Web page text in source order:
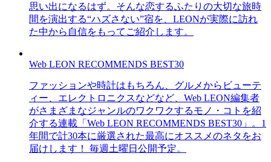
思い出になるはず。そんな恋するふたりの大切な旅時
間を演出する“ハズさない”宿を、LEONが実際に訪れ
た中から自信をもってご紹介します。
Web LEON RECOMMENDS BEST30
ファッションや時計はもちろん、グルメからビューテ
ィー、エレクトロニクスなどなど、Web LEON編集者
がさまざまなジャンルのワクワクするモノ・コトを紹
介する連載「Web LEON RECOMMENDS BEST30」。1
年間で計30本に厳選された最高にオススメのネタをお
届けします！ 毎週土曜日公開予定。